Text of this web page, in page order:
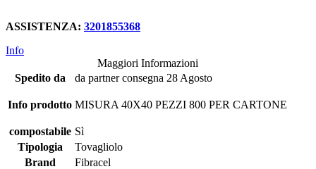
ASSISTENZA: 3201855368
Info
Maggiori Informazioni
Spedito da
da partner consegna 28 Agosto
Info prodotto MISURA 40X40 PEZZI 800 PER CARTONE
compostabile Sì
Tipologia
Tovagliolo
Brand
Fibracel